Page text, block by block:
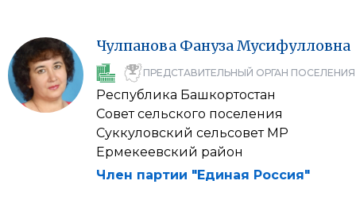
Чулпанова ФанузаМусифулловна
ПРЕДСТАВИТЕЛЬНЫЙ ОРГАН ПОСЕЛЕНИЯ
Республика Башкортостан
Совет сельского поселения
Суккуловский сельсовет МР
Ермекеевский район
Член партии "Единая Россия"